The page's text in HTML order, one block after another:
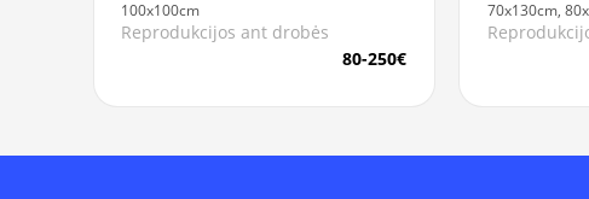
100x100cm
Reprodukcijos ant drobės
80-250€
70x130cm,